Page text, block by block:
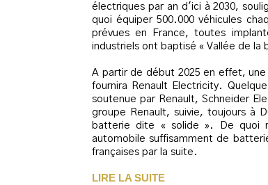
électriques par an d'ici à 2030,
quoi équiper 500.000 véhicules
prévues en France, toutes
industriels ont baptisé « Vallée de
A partir de début 2025 en effet,
fournira Renault Electricity.
soutenue par Renault, Schneider
groupe Renault, suivie, toujours à
batterie dite « solide ». De quoi
automobile suffisamment de
françaises par la suite.
LIRE LA SUITE